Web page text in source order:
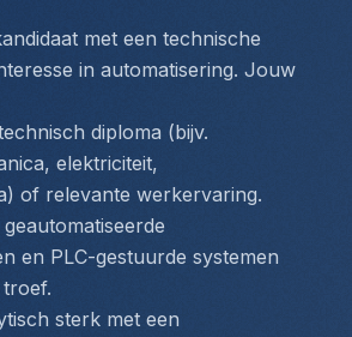
met een technische
in automatisering. Jouw
diploma (bijv.
elektriciteit,
of relevante werkervaring.
en PLC-gestuurde systemen
sterk met een